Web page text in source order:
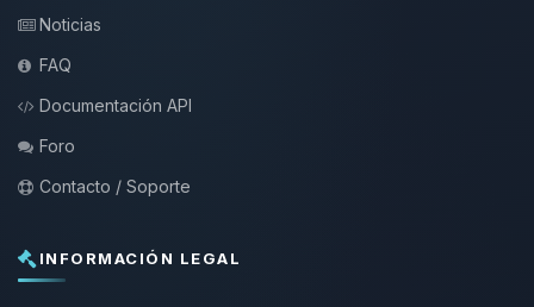
Noticias
FAQ
Documentación API
Foro
Contacto / Soporte
INFORMACIÓN LEGAL